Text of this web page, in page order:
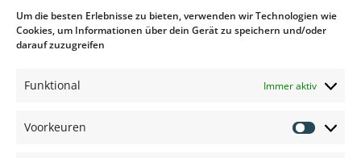
Um die besten Erlebnisse zu bieten, verwenden wir Technologien wie
Cookies, um Informationen über dein Gerät zu speichern und/oder
darauf zuzugreifen
Funktional Immer aktiv
Voorkeuren
Anpassung
nach